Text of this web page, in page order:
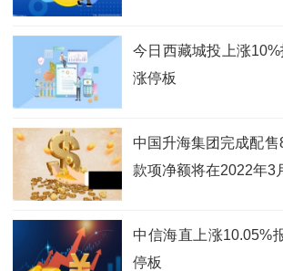
今日西藏城投上涨
涨停板
中国升海集团完成配
款项净额将在2022年3
中信海直上涨10.05%
停板